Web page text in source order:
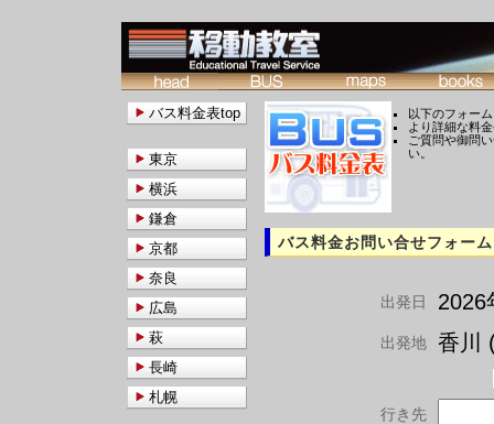
以下のフォー
より詳細な料
ご質問や御問
い。
バス料金お問い合せフォーム
出発日 2026
出発地 香川
行き先
バス料金表top
東京
横浜
鎌倉
京都
奈良
広島
萩
長崎
札幌